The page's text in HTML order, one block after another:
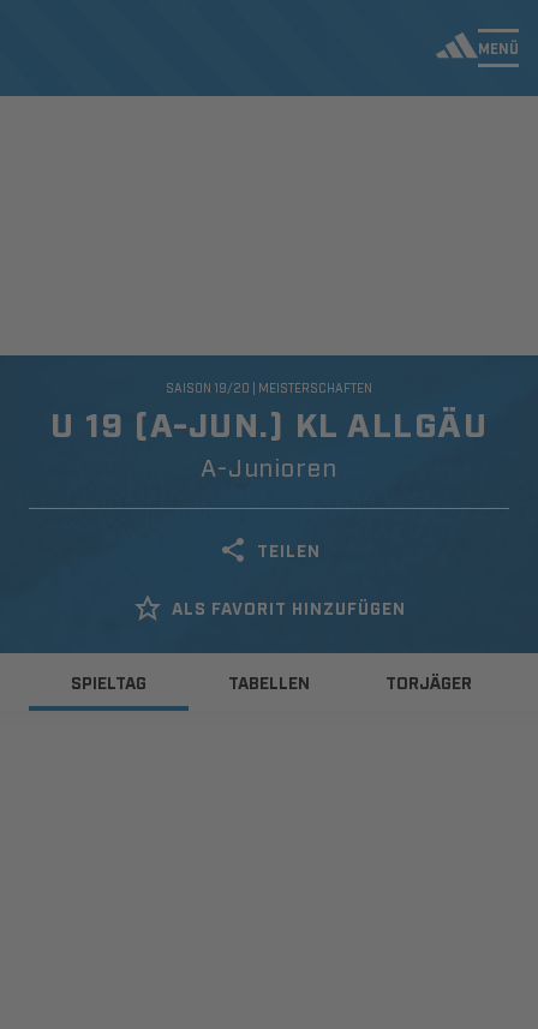
MENÜ
U 19 (A-JUN.) KL ALLGÄU
A-Junioren
SAISON 19/20 | MEISTERSCHAFTEN
TEILEN
ALS FAVORIT HINZUFÜGEN
SPIELTAG TABELLEN TORJÄGER